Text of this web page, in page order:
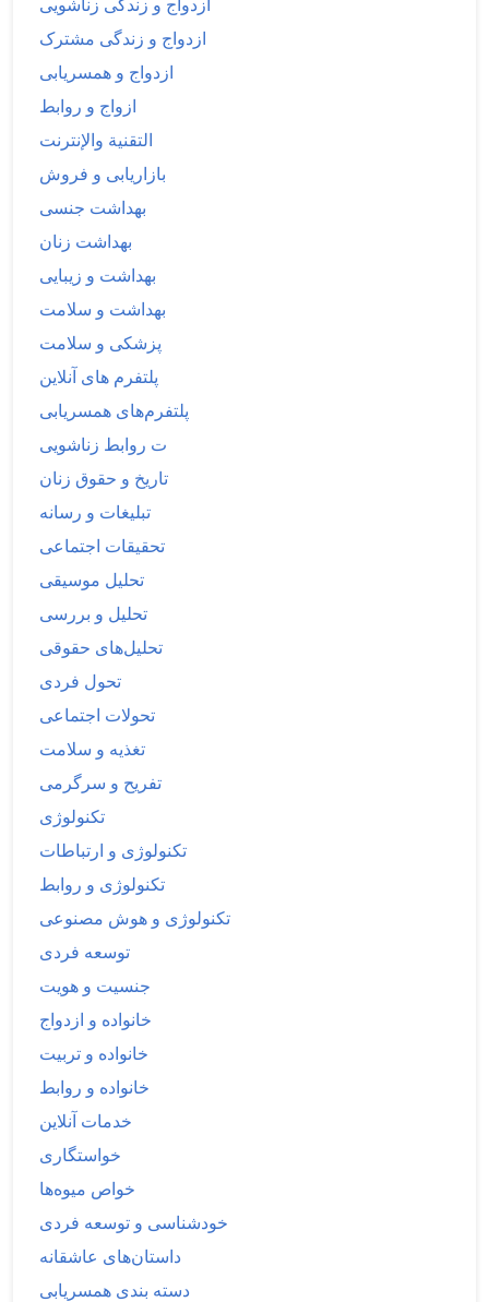
ازدواج و زندگی زناشویی
ازدواج و زندگی مشترک
ازدواج و همسریابی
ازواج و روابط
التقنية والإنترنت
بازاریابی و فروش
بهداشت جنسی
بهداشت زنان
بهداشت و زیبایی
بهداشت و سلامت
پزشکی و سلامت
پلتفرم های آنلاین
پلتفرم‌های همسریابی
ت روابط زناشویی
تاریخ و حقوق زنان
تبلیغات و رسانه
تحقیقات اجتماعی
تحلیل موسیقی
تحلیل و بررسی
تحلیل‌های حقوقی
تحول فردی
تحولات اجتماعی
تغذیه و سلامت
تفریح و سرگرمی
تکنولوژی
تکنولوژی و ارتباطات
تکنولوژی و روابط
تکنولوژی و هوش مصنوعی
توسعه فردی
جنسیت و هویت
خانواده و ازدواج
خانواده و تربیت
خانواده و روابط
خدمات آنلاین
خواستگاری
خواص میوه‌ها
خودشناسی و توسعه فردی
داستان‌های عاشقانه
دسته بندی همسریابی